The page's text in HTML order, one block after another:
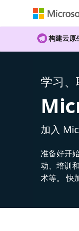
构建云原
学习
加入
准备好开
动、培训
术等。 快